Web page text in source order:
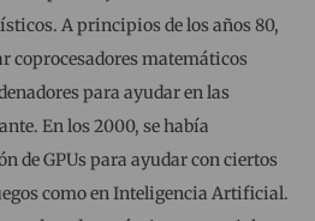
A principios de los años 80,
coprocesadores matemáticos
para ayudar en las
En los 2000, se había
de GPUs para ayudar con ciertos
como en Inteligencia Artificial.